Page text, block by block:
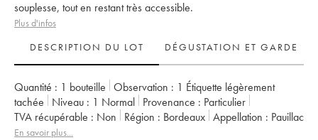
souplesse, tout en restant très accessible.
Plus d'infos
DESCRIPTION DU LOT
DÉGUSTATION ET GARDE
Quantité : 1 bouteille Observation : 1 Étiquette légèrement
tachée
Niveau : 1 Normal Provenance : particulier
TVA récupérable :
non Région : Bordeaux Appellation : Pauillac
Classement :
En savoir plus...